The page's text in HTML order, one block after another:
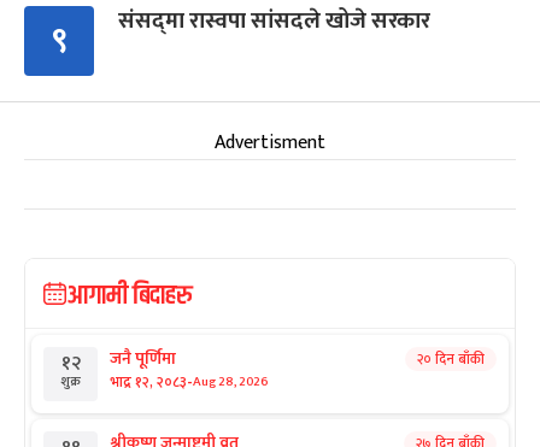
९ संसद्‍मा रास्वपा सांसदले खोजे सरकार
Advertisment
आगामी बिदाहरु
१२
शुक्र
जनै पूर्णिमा
भाद्र १२, २०८३-Aug 28, 2026
२० दिन बाँकी